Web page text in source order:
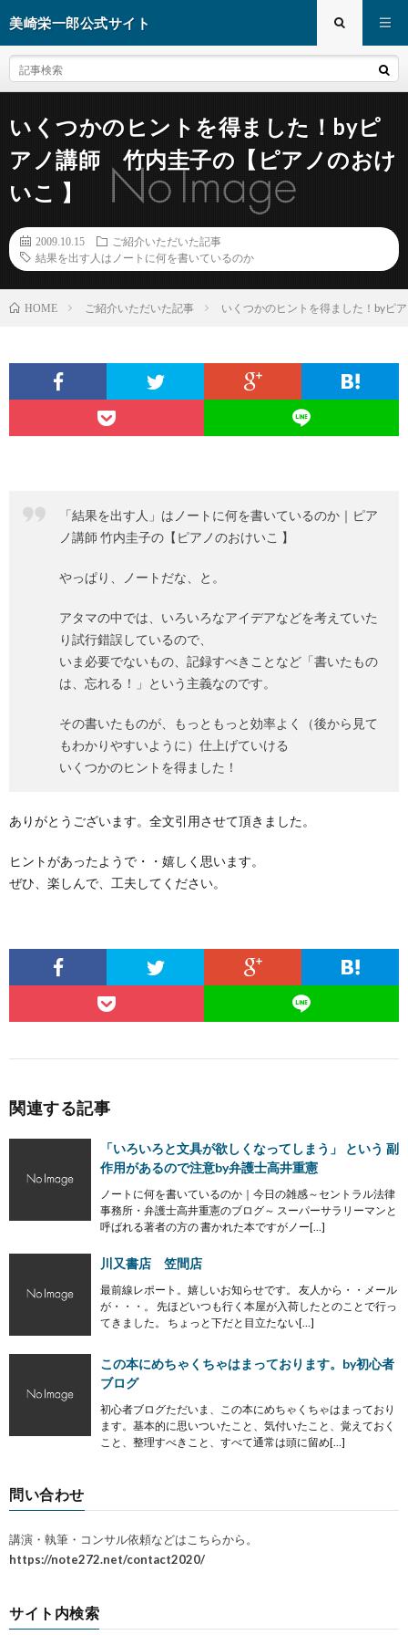
美崎栄一郎公式サイト
いくつかのヒントを得ました！byピ
アノ講師 竹内圭子の【ピアノのおけ
いこ 】
2009.10.15
ご紹介いただいた記事
結果を出す人はノートに何を書いているのか
HOME ご紹介いただいた記事 いくつかのヒントを得ました！byピ
「結果を出す人」はノートに何を書いているのか｜ピア
ノ講師 竹内圭子の【ピアノのおけいこ 】
やっぱり、ノートだな、と。
アタマの中では、いろいろなアイデアなどを考えていた
り試行錯誤しているので、
いま必要でないもの、記録すべきことなど「書いたもの
は、忘れる！」という主義なのです。
その書いたものが、もっともっと効率よく（後から見て
もわかりやすいように）仕上げていける
いくつかのヒントを得ました！
ありがとうございます。全文引用させて頂きました。
ヒントがあったようで・・嬉しく思います。
ぜひ、楽しんで、工夫してください。
関連する記事
「いろいろと文具が欲しくなってしまう」 という 副
作用があるので注意by弁護士高井重憲
ノートに何を書いているのか｜今日の雑感～セントラル法律
事務所・弁護士高井重憲のブログ～ スーパーサラリーマンと
呼ばれる著者の方の 書かれた本ですがノー[…]
川又書店 笠間店
最前線レポート。嬉しいお知らせです。 友人から・・メール
が・・・。 先ほどいつも行く本屋が入荷したとのことで行っ
てきました。 ちょっと下だと目立たない[…]
この本にめちゃくちゃはまっております。by初心者
ブログ
初心者ブログただいま、この本にめちゃくちゃはまっており
ます。基本的に思いついたこと、気付いたこと、覚えておく
こと、整理すべきこと、すべて通常は頭に留め[…]
問い合わせ
講演・執筆・コンサル依頼などはこちらから。
https://note272.net/contact2020/
サイト内検索